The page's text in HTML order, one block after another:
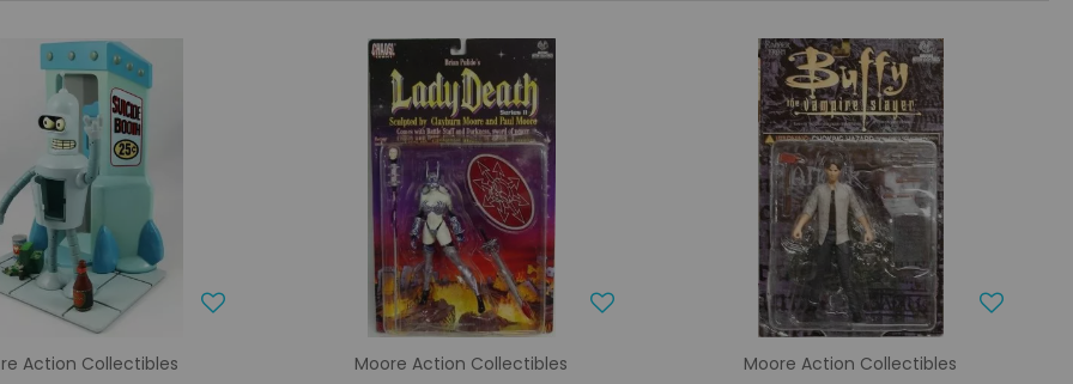
Action Collectibles
Moore Action Collectibles
Moore Action Collectibles